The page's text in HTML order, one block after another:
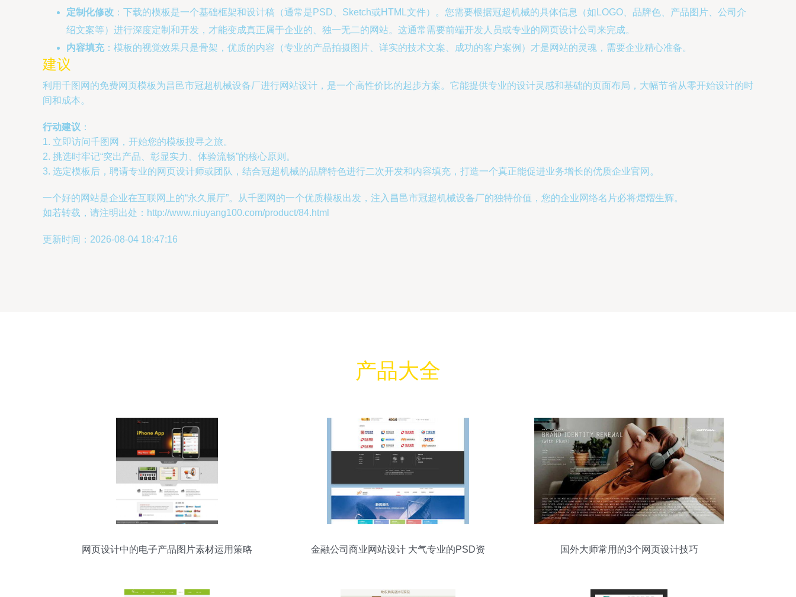
定制化修改 ：下载的模板是一个基础框架和设计稿（通常是PSD、Sketch或HTML文件）。您需要根据冠超机械的具体信息（如LOGO、品牌色、产品图片、公司介
绍文案等）进行深度定制和开发，才能变成真正属于企业的、独一无二的网站。这通常需要前端开发人员或专业的网页设计公司来完成。
内容填充：模板的视觉效果只是骨架，优质的内容（专业的产品拍摄图片、详实的技术文案、成功的客户案例）才是网站的灵魂，需要企业精心准备。
建议
利用千图网的免费网页模板为昌邑市冠超机械设备厂进行网站设计，是一个高性价比的起步方案。它能提供专业的设计灵感和基础的页面布局，大幅节省从零开始设计的时
间和成本。
行动建议 ：
1. 立即访问千图网，开始您的模板搜寻之旅。
2. 挑选时牢记“突出产品、彰显实力、体验流畅”的核心原则。
3. 选定模板后，聘请专业的网页设计师或团队，结合冠超机械的品牌特色进行二次开发和内容填充，打造一个真正能促进业务增长的优质企业官网。
一个好的网站是企业在互联网上的“永久展厅”。从千图网的一个优质模板出发，注入昌邑市冠超机械设备厂的独特价值，您的企业网络名片必将熠熠生辉。
如若转载，请注明出处：http://www.niuyang100.com/product/84.html
更新时间：2026-08-04 18:47:16
产品大全
网页设计中的电子产品图片素材运用策略
金融公司商业网站设计 大气专业的PSD资
国外大师常用的3个网页设计技巧